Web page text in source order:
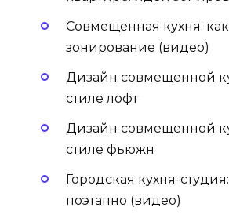
Совмещенная кухня:
зонирование (видео)
Дизайн совмещенной
стиле лофт
Дизайн совмещенной
стиле фьюжн
Городская кухня-
поэтапно (видео)